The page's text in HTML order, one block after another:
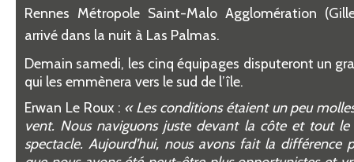
Rennes Métropole Saint-Malo Agglomération
arrivé dans la nuit à Las Palmas.
Demain samedi, les cinq équipages disputeront un
qui les emmènera vers le sud de l’île.
Erwan Le Roux : «Les conditions étaient un peu
vent. Nous naviguons juste devant la côte et tout le
spectacle. Aujourd’hui, nous avons fait la différence